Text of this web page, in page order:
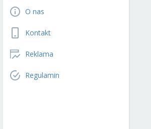
O nas
Kontakt
Reklama
Regulamin